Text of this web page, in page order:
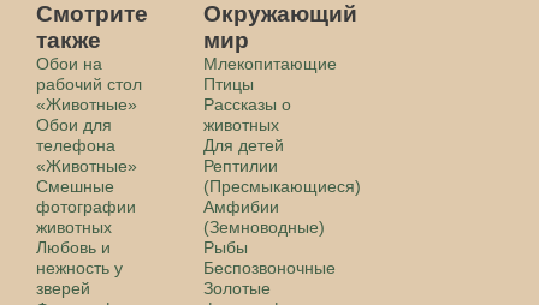
Смотрите
также
Обои на
рабочий стол
«Животные»
Обои для
телефона
«Животные»
Смешные
фотографии
животных
Любовь и
нежность у
зверей
Окружающий
мир
Млекопитающие
Птицы
Рассказы о
животных
Для детей
Рептилии
(Пресмыкающиеся)
Амфибии
(Земноводные)
Рыбы
Беспозвоночные
Золотые